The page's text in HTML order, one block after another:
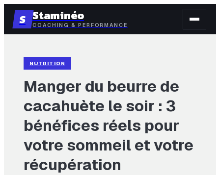
S Staminéo
COACHING & PERFORMANCE
NUTRITION
Manger du beurre de
cacahuète le soir : 3
bénéfices réels pour
votre sommeil et votre
récupération